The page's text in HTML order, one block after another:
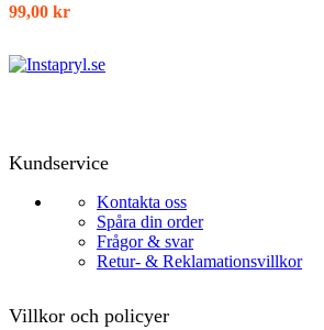
99,00 kr
Kundservice
Kontakta oss
Spåra din order
Frågor & svar
Retur- & Reklamationsvillkor
Villkor och policyer